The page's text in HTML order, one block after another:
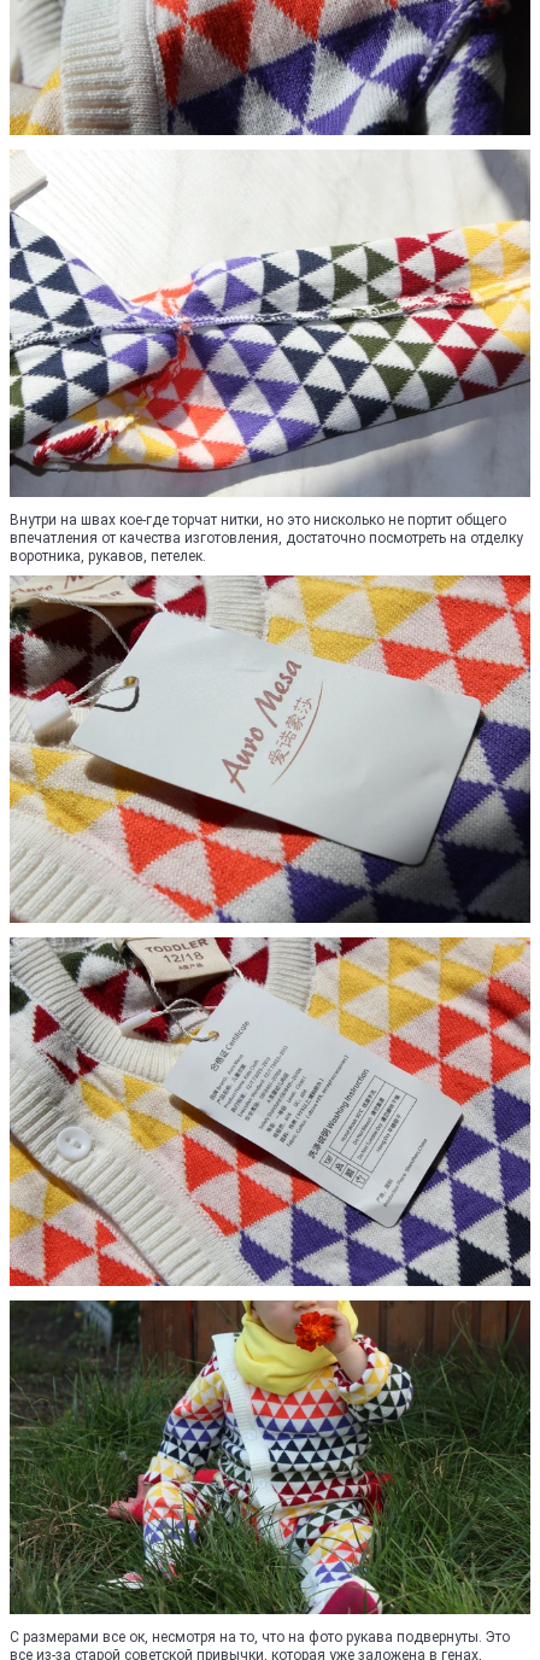
Внутри на швах кое-где торчат нитки, но это нисколько не портит общего
впечатления от качества изготовления, достаточно посмотреть на отделку
воротника, рукавов, петелек.
С размерами все ок, несмотря на то, что на фото рукава подвернуты. Это
все из-за старой советской привычки, которая уже заложена в генах,